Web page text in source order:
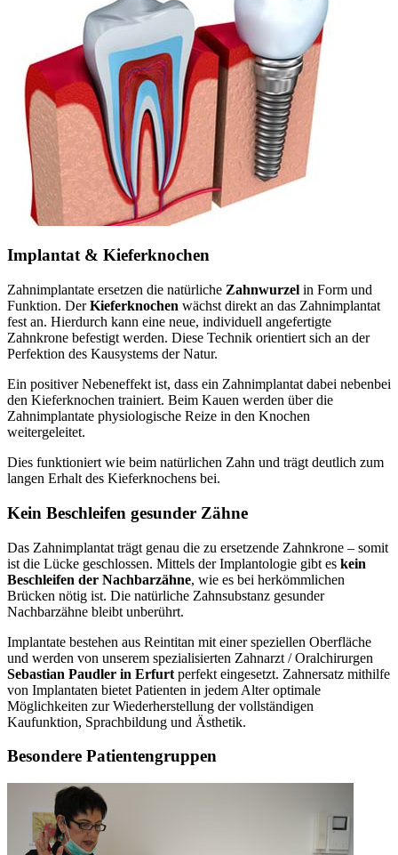
Implantat & Kieferknochen
Zahnimplantate ersetzen die natürliche Zahnwurzel in Form und
Funktion. DerKieferknochen wächst direkt an das Zahnimplantat
fest an. Hierdurch kann eine neue, individuell angefertigte
Zahnkrone befestigt werden. Diese Technik orientiert sich an der
Perfektion des Kausystems der Natur.
Ein positiver Nebeneffekt ist, dass ein Zahnimplantat dabei nebenbei
den Kieferknochen trainiert. Beim Kauen werden über die
Zahnimplantate physiologische Reize in den Knochen
weitergeleitet.
Dies funktioniert wie beim natürlichen Zahn und trägt deutlich zum
langen Erhalt des Kieferknochens bei.
Kein Beschleifen gesunder Zähne
Das Zahnimplantat trägt genau die zu ersetzende Zahnkrone – somit
ist die Lücke geschlossen. Mittels der Implantologie gibt es kein
Beschleifen der Nachbarzähne, wie es bei herkömmlichen
Brücken nötig ist. Die natürliche Zahnsubstanz gesunder
Nachbarzähne bleibt unberührt.
Implantate bestehen aus Reintitan mit einer speziellen Oberfläche
und werden von unserem spezialisierten Zahnarzt / Oralchirurgen
Sebastian Paudler in Erfurt perfekt eingesetzt. Zahnersatz mithilfe
von Implantaten bietet Patienten in jedem Alter optimale
Möglichkeiten zur Wiederherstellung der vollständigen
Kaufunktion, Sprachbildung und Ästhetik.
Besondere Patientengruppen